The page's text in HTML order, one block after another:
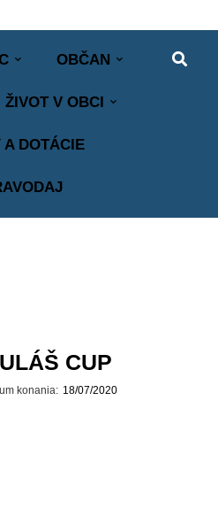
OBČAN
ŽIVOT V OBCI
A DOTÁCIE
CUP
konania: 18/07/2020